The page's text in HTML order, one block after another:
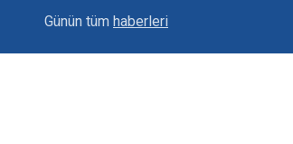
Uzaktan Hasta Değerlendirme Sistemi İle Yeni
Günün tüm haberleri